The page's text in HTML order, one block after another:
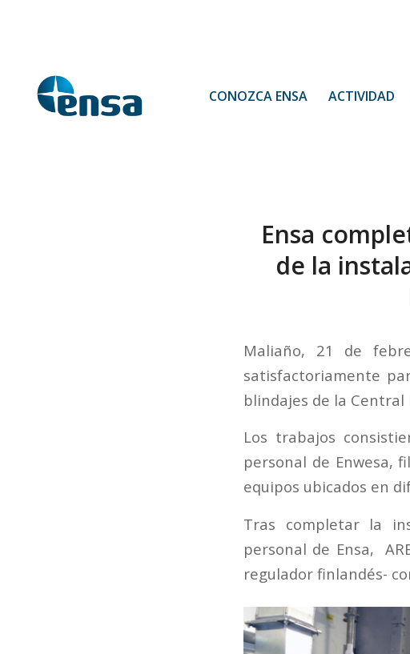
CONOZCA ENSA ACTIVIDAD
Ensa
de la
Maliaño, 21 de
satisfactoriamente
blindajes de la
Los trabajos
personal de Enwesa,
equipos ubicados en
Tras completar la
personal de Ensa,
regulador finlandés-